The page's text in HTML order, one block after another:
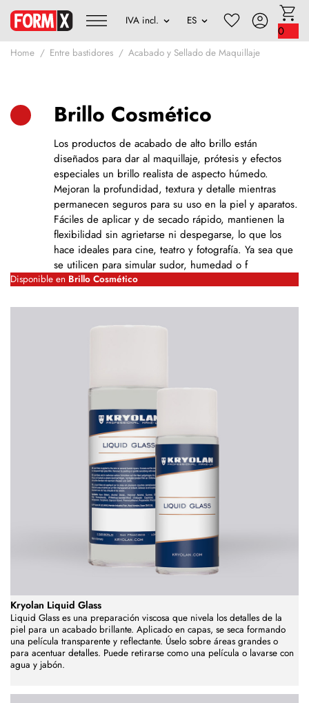
0
Home Entre bastidores Acabado y Sellado de Maquillaje
Brillo Cosmético
Los productos de acabado de alto brillo están
diseñados para dar al maquillaje, prótesis y efectos
especiales un brillo realista de aspecto húmedo.
Mejoran la profundidad, textura y detalle mientras
permanecen seguros para su uso en la piel y aparatos.
Fáciles de aplicar y de secado rápido, mantienen la
flexibilidad sin agrietarse ni despegarse, lo que los
hace ideales para cine, teatro y fotografía. Ya sea que
se utilicen para simular sudor, humedad o f
Disponible en Brillo Cosmético
Kryolan Liquid Glass
Liquid Glass es una preparación viscosa que nivela los detalles de la
piel para un acabado brillante. Aplicado en capas, se seca formando
una película transparente y reflectante. Úselo sobre áreas grandes o
para acentuar detalles. Puede retirarse como una película o lavarse con
agua y jabón.